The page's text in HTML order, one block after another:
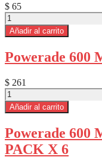
unidad
cantidad
$ 65
Agua
Mineralizada
MATUTINA
Gas
L
X
unidad
cantidad
Añadir al carrito
Powerade 600
$ 261
Powerade
600
Ml
X
6
cantidad
Añadir al carrito
Powerade 600
PACK X 6